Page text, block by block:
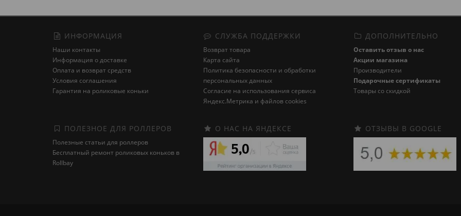
ИНФОРМАЦИЯ
Наши контакты
Информация о доставке
Оплата и возврат средств
Условия соглашения
Гарантия на роликовые коньки
СЛУЖБА ПОДДЕРЖКИ
Возврат товара
Карта сайта
Политика безопасности и обработки
персональных данных
Cогласие на использования сервиса
Яндекс.Метрика и файлов cookies
ДОПОЛНИТЕЛЬНО
Оставить отзыв о нас
Акции магазина
Производители
Подарочные сертификаты
Товары со скидкой
ПОЛЕЗНОЕ ДЛЯ РОЛЛЕРОВ
Полезные статьи для роллеров
Бесплатный ремонт роликовых коньков в
Rollbay
О НАС НА ЯНДЕКСЕ ОТЗЫВЫ В GOOGLE